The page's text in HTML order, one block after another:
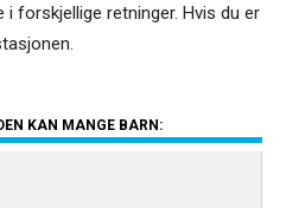
forskjellige retninger. Hvis du er
KAN MANGE BARN: